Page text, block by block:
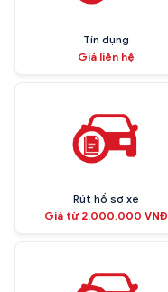
Tín dụng
Giá liên hệ
Rút hồ sơ xe
Giá từ 2.000.000 VNĐ